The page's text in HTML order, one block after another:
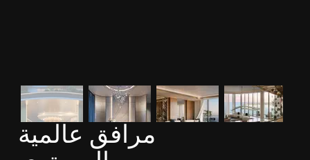
مرافق عالمية